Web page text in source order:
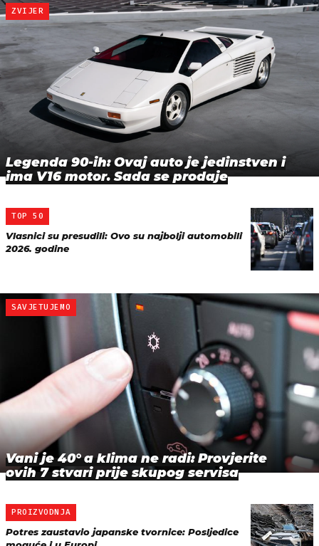
ZVIJER
Legenda 90-ih: Ovaj auto je jedinstven i
ima V16 motor. Sada se prodaje
TOP 50
Vlasnici su presudili: Ovo su najbolji automobili
2026. godine
SAVJETUJEMO
Vani je 40° a klima ne radi: Provjerite
ovih 7 stvari prije skupog servisa
PROIZVODNJA
Potres zaustavio japanske tvornice: Posljedice